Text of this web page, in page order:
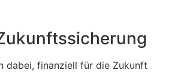
dabei, finanziell für die Zukunft